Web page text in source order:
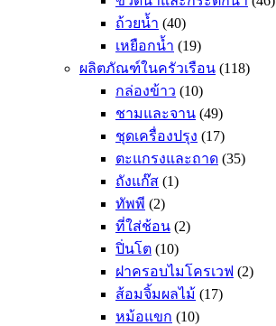
ถ้วยน้ำ (40)
เหยือกน้ำ (19)
ผลิตภัณฑ์ในครัวเรือน (118)
กล่องข้าว (10)
ชามและจาน (49)
ชุดเครื่องปรุง (17)
ตะแกรงและถาด (35)
ถังแก๊ส (1)
ทัพพี (2)
ที่ใส่ช้อน (2)
ปิ่นโต (10)
ฝาครอบไมโครเวฟ (2)
ส้อมจิ้มผลไม้ (17)
หม้อแขก (10)